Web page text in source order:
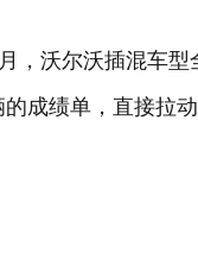
，沃尔沃插混车
成绩单，直接拉